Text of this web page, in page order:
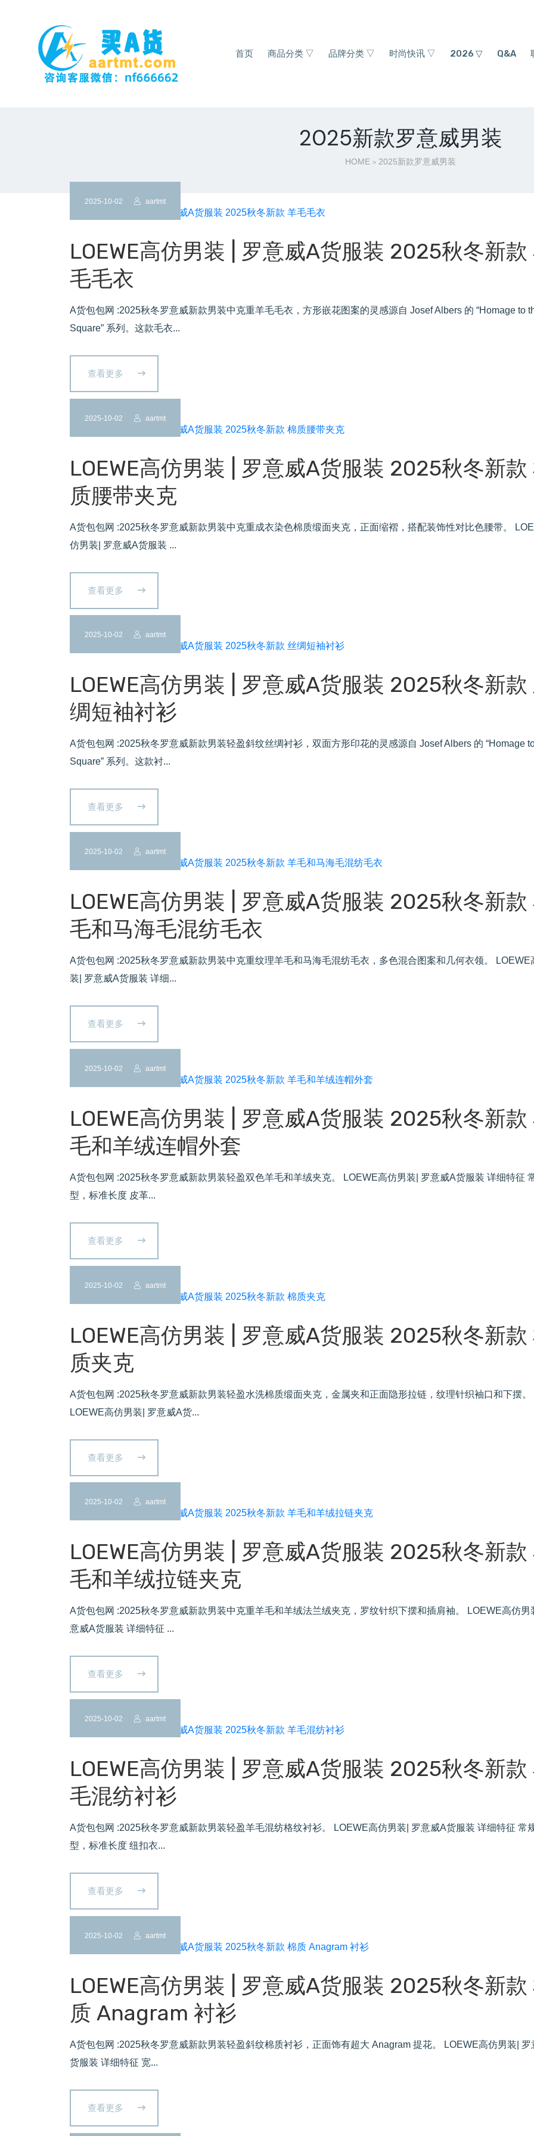
首页 商品分类 ▽ 品牌分类 ▽ 时尚快讯 ▽ 2026 ▽ Q&A
2025新款罗意威男装
HOME > 2025新款罗意威男装
2025-10-02 aartmt
LOEWE高仿男装 | 罗意威A货服装 2025秋冬新款
毛毛衣
A货包包网 :2025秋冬罗意威新款男装中克重羊毛毛衣，方形嵌花图案的灵感源自 Josef Albers 的 “Homage to
Square” 系列。这款毛衣...
查看更多
2025-10-02 aartmt
LOEWE高仿男装 | 罗意威A货服装 2025秋冬新款
质腰带夹克
A货包包网 :2025秋冬罗意威新款男装中克重成衣染色棉质缎面夹克，正面缩褶，搭配装饰性对比色腰带。
仿男装| 罗意威A货服装 ...
查看更多
2025-10-02 aartmt
LOEWE高仿男装 | 罗意威A货服装 2025秋冬新款
绸短袖衬衫
A货包包网 :2025秋冬罗意威新款男装轻盈斜纹丝绸衬衫，双面方形印花的灵感源自 Josef Albers 的 “Homage
Square” 系列。这款衬...
查看更多
2025-10-02 aartmt
LOEWE高仿男装 | 罗意威A货服装 2025秋冬新款
毛和马海毛混纺毛衣
A货包包网 :2025秋冬罗意威新款男装中克重纹理羊毛和马海毛混纺毛衣，多色混合图案和几何衣领。 LOEWE
装| 罗意威A货服装 详细...
查看更多
2025-10-02 aartmt
LOEWE高仿男装 | 罗意威A货服装 2025秋冬新款
毛和羊绒连帽外套
A货包包网 :2025秋冬罗意威新款男装轻盈双色羊毛和羊绒夹克。 LOEWE高仿男装| 罗意威A货服装 详细特征
型，标准长度 皮革...
查看更多
2025-10-02 aartmt
LOEWE高仿男装 | 罗意威A货服装 2025秋冬新款
质夹克
A货包包网 :2025秋冬罗意威新款男装轻盈水洗棉质缎面夹克，金属夹和正面隐形拉链，纹理针织袖口和下摆。
LOEWE高仿男装| 罗意威A货...
查看更多
2025-10-02 aartmt
LOEWE高仿男装 | 罗意威A货服装 2025秋冬新款
毛和羊绒拉链夹克
A货包包网 :2025秋冬罗意威新款男装中克重羊毛和羊绒法兰绒夹克，罗纹针织下摆和插肩袖。 LOEWE高仿男
意威A货服装 详细特征 ...
查看更多
2025-10-02 aartmt
LOEWE高仿男装 | 罗意威A货服装 2025秋冬新款
毛混纺衬衫
A货包包网 :2025秋冬罗意威新款男装轻盈羊毛混纺格纹衬衫。 LOEWE高仿男装| 罗意威A货服装 详细特征 常
型，标准长度 纽扣衣...
查看更多
2025-10-02 aartmt
LOEWE高仿男装 | 罗意威A货服装 2025秋冬新款
质 Anagram 衬衫
A货包包网 :2025秋冬罗意威新款男装轻盈斜纹棉质衬衫，正面饰有超大 Anagram 提花。 LOEWE高仿男装| 罗
货服装 详细特征 宽...
查看更多